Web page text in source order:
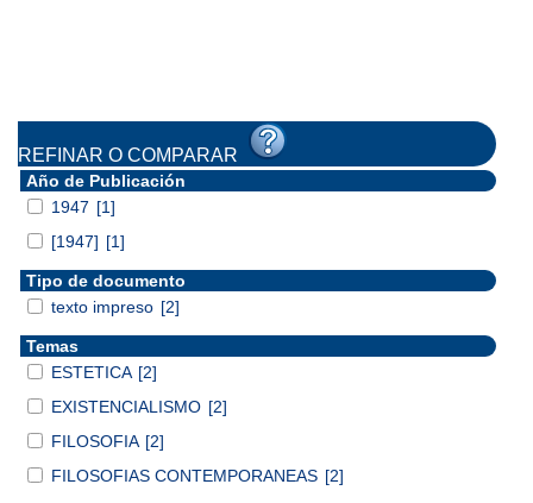
REFINAR O COMPARAR
Año de Publicación
1947 [1]
[1947] [1]
Tipo de documento
texto impreso [2]
Temas
ESTETICA [2]
EXISTENCIALISMO [2]
FILOSOFIA [2]
FILOSOFIAS CONTEMPORANEAS [2]